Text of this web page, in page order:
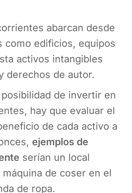
abarcan desde
como edificios, equipos
activos intangibles
derechos de autor.
de invertir en
hay que evaluar el
de cada activo a
ejemplos de
serían un local
de coser en el
de ropa.